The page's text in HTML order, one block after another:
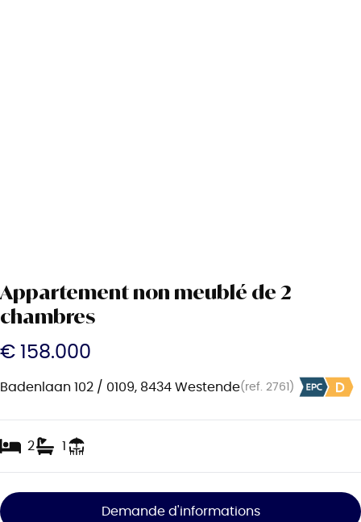
Appartement non meublé de 2
chambres
€ 158.000
Badenlaan 102 / 0109, 8434 Westende(ref. 2761)
2 1
Demande d'informations